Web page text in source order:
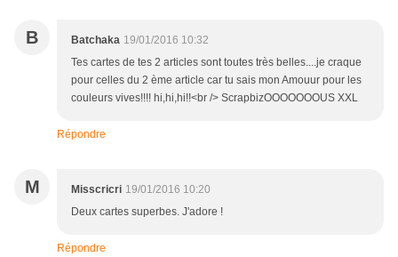
B Batchaka 19/01/2016 10:32
Tes cartes de tes 2 articles sont toutes très belles....je craque
pour celles du 2 ème article car tu sais mon Amouur pour les
couleurs vives!!!! hi,hi,hi!!<br /> ScrapbizOOOOOOOUS XXL
Répondre
M Misscricri 19/01/2016 10:20
Deux cartes superbes. J'adore !
Répondre